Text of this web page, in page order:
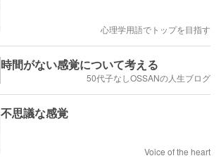
心理学用語でトップを目指す
時間がない感覚について考える
50代子なしOSSANの人生ブログ
不思議な感覚
Voice of the heart